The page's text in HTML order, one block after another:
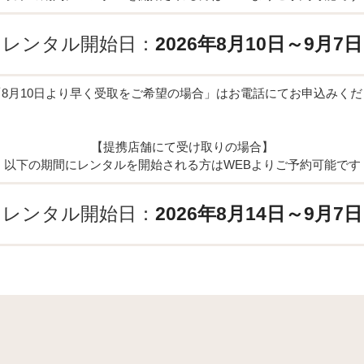
レンタル開始日： 2026年8月10日～9月7日
月10日より早く受取をご希望の場合」はお電話にてお申込みく
【提携店舗にて受け取りの場合】
以下の期間にレンタルを開始される方はWEBよりご予約可能です
レンタル開始日： 2026年8月14日～9月7日